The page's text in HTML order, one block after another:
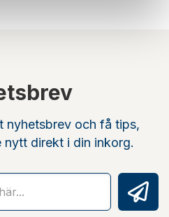
nyhetsbrev och få tips,
nytt direkt i din inkorg.